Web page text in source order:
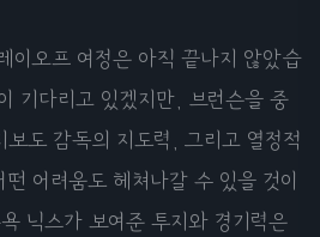
이오프 여정은 아직 끝나지 않았습
기다리고 있겠지만, 브런슨을 중
도 감독의 지도력, 그리고 열정적
어려움도 헤쳐나갈 수 있을 것이
닉스가 보여준 투지와 경기력은